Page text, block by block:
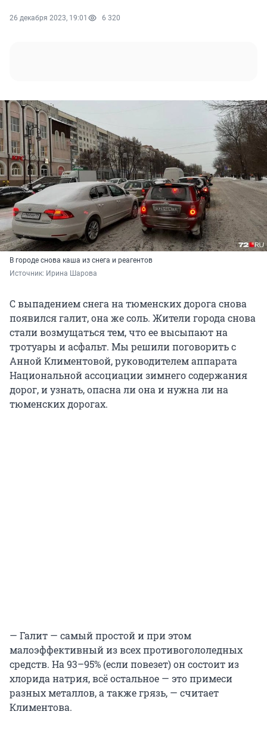
26 декабря 2023, 19:01 6 320
В городе снова каша из снега и реагентов
Источник: Ирина Шарова
С выпадением снега на тюменских дорога снова
появился галит, она же соль. Жители города снова
стали возмущаться тем, что ее высыпают на
тротуары и асфальт. Мы решили поговорить с
Анной Климентовой, руководителем аппарата
Национальной ассоциации зимнего содержания
дорог, и узнать, опасна ли она и нужна ли на
тюменских дорогах.
— Галит — самый простой и при этом
малоэффективный из всех противогололедных
средств. На 93–95% (если повезет) он состоит из
хлорида натрия, всё остальное — это примеси
разных металлов, а также грязь, — считает
Климентова.